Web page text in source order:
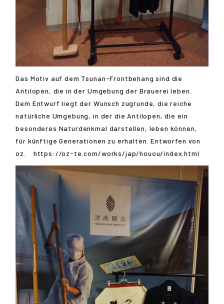
Das Motiv auf dem Tsunan-Frontbehang sind die
Antilopen, die in der Umgebung der Brauerei leben.
Dem Entwurf liegt der Wunsch zugrunde, die reiche
natürliche Umgebung, in der die Antilopen, die ein
besonderes Naturdenkmal darstellen, leben können,
für künftige Generationen zu erhalten. Entworfen von
oz. https://oz-te.com/works/jap/houou/index.html